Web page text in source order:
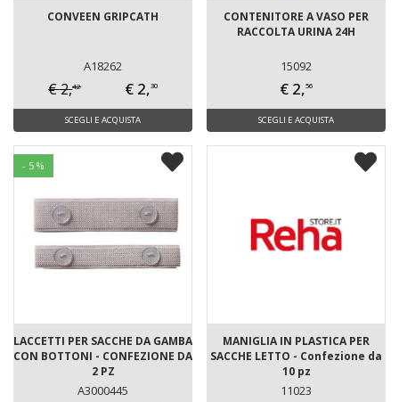
CONVEEN GRIPCATH
A18262
€ 2,42 € 2,30
SCEGLI E ACQUISTA
CONTENITORE A VASO PER
RACCOLTA URINA 24H
15092
€ 2,56
SCEGLI E ACQUISTA
- 5 %
LACCETTI PER SACCHE DA GAMBA
CON BOTTONI - CONFEZIONE DA
2 PZ
A3000445
MANIGLIA IN PLASTICA PER
SACCHE LETTO - Confezione da
10 pz
11023